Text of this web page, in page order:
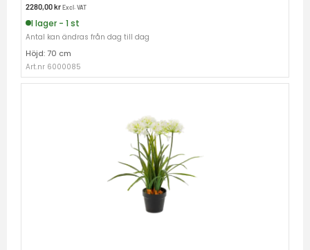
2280,00krExcl. VAT
I lager - 1 st
Antal kan ändras från dag till dag
Höjd: 70 cm
Art.nr 6000085